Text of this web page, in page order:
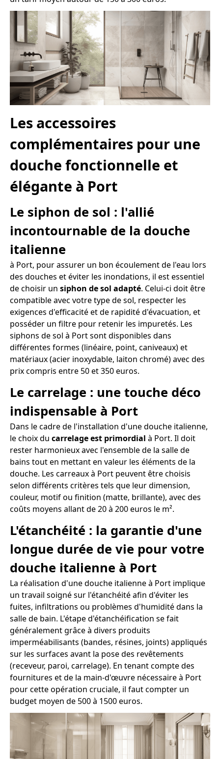
Les accessoires
complémentaires pour une
douche fonctionnelle et
élégante à Port
Le siphon de sol : l'allié
incontournable de la douche
italienne
à Port, pour assurer un bon écoulement de l'eau lors
des douches et éviter les inondations, il est essentiel
de choisir un siphon de sol adapté. Celui-ci doit être
compatible avec votre type de sol, respecter les
exigences d'efficacité et de rapidité d'évacuation, et
posséder un filtre pour retenir les impuretés. Les
siphons de sol à Port sont disponibles dans
différentes formes (linéaire, point, caniveaux) et
matériaux (acier inoxydable, laiton chromé) avec des
prix compris entre 50 et 350 euros.
Le carrelage : une touche déco
indispensable à Port
Dans le cadre de l'installation d'une douche italienne,
le choix du carrelage est primordial à Port. Il doit
rester harmonieux avec l'ensemble de la salle de
bains tout en mettant en valeur les éléments de la
douche. Les carreaux à Port peuvent être choisis
selon différents critères tels que leur dimension,
couleur, motif ou finition (matte, brillante), avec des
coûts moyens allant de 20 à 200 euros le m².
L'étanchéité : la garantie d'une
longue durée de vie pour votre
douche italienne à Port
La réalisation d'une douche italienne à Port implique
un travail soigné sur l'étanchéité afin d'éviter les
fuites, infiltrations ou problèmes d'humidité dans la
salle de bain. L'étape d'étanchéification se fait
généralement grâce à divers produits
imperméabilisants (bandes, résines, joints) appliqués
sur les surfaces avant la pose des revêtements
(receveur, paroi, carrelage). En tenant compte des
fournitures et de la main-d'œuvre nécessaire à Port
pour cette opération cruciale, il faut compter un
budget moyen de 500 à 1500 euros.